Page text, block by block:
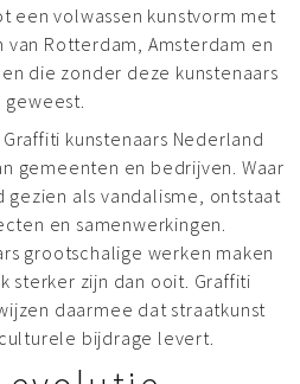
een volwassen kunstvorm met
Rotterdam, Amsterdam en
die zonder deze kunstenaars
kunstenaars Nederland
gemeenten en bedrijven. Waar
als vandalisme, ontstaat
en samenwerkingen.
grootschalige werken maken
sterker zijn dan ooit. Graffiti
daarmee dat straatkunst
bijdrage levert.